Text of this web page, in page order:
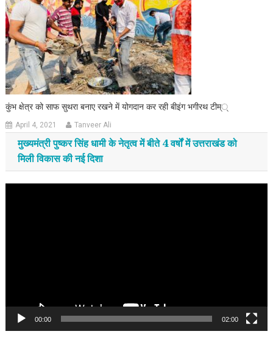
कुंभ क्षेत्र को साफ सुथरा बनाए रखने में योगदान कर रही बीइंग भगीरथ टीम््
April 4, 2021 Tanveer Ali
मुख्यमंत्री पुष्कर सिंह धामी के नेतृत्व में बीते 4 वर्षों में उत्तराखंड को
मिली विकास की नई दिशा
00:00 02:00